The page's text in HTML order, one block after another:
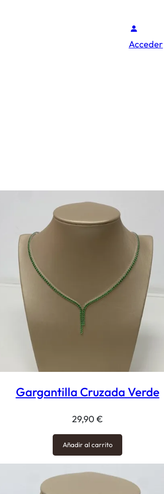
Acceder
Gargantilla Cruzada Verde
29,90 €
Añadir al carrito